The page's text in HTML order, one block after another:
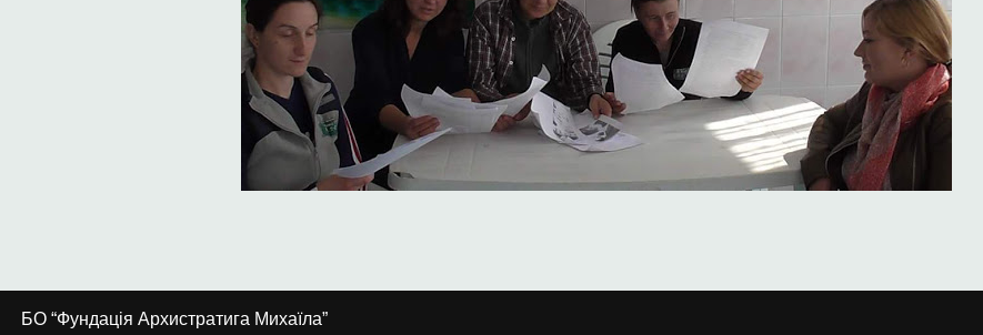
БО “Фундація Архистратига Михаїла”